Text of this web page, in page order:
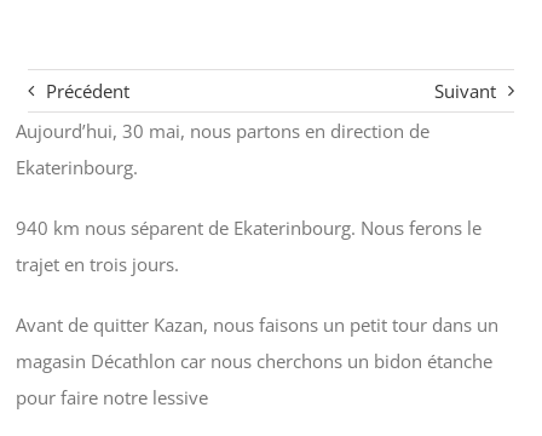
Précédent
Suivant
Aujourd’hui, 30 mai, nous partons en direction de
Ekaterinbourg.
940 km nous séparent de Ekaterinbourg. Nous ferons le
trajet en trois jours.
Avant de quitter Kazan, nous faisons un petit tour dans un
magasin Décathlon car nous cherchons un bidon étanche
pour faire notre lessive